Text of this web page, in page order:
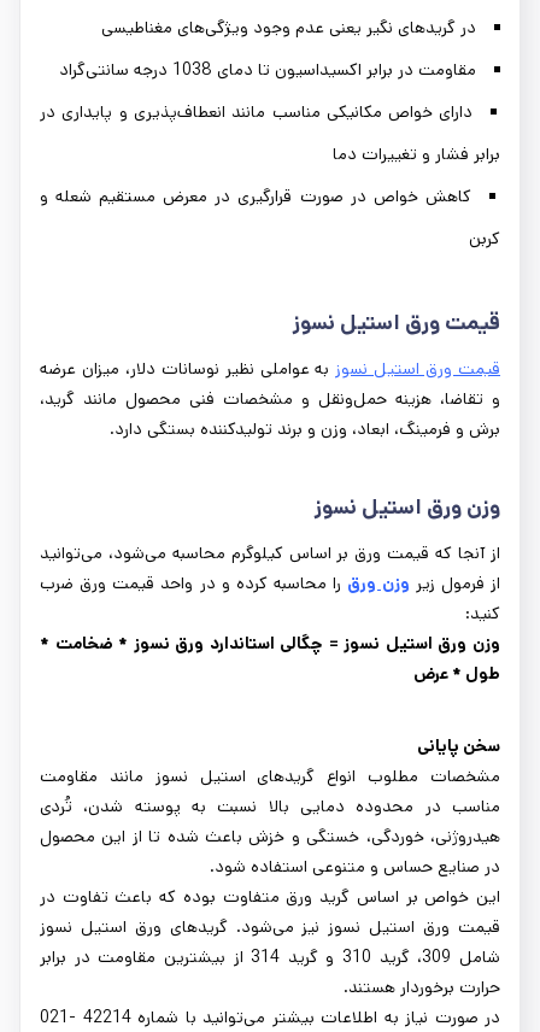
در گریدهای نگیر یعنی عدم وجود ویژگی‌های مغناطیسی
مقاومت در برابر اکسیداسیون تا دمای 1038 درجه سانتی‌گراد
دارای خواص مکانیکی مناسب مانند انعطاف‌پذیری و پایداری در
برابر فشار و تغییرات دما
کاهش خواص در صورت قرارگیری در معرض مستقیم شعله و
کربن
قیمت ورق استیل نسوز
قیمت ورق استیل نسوز به عواملی نظیر نوسانات دلار، میزان عرضه
و تقاضا، هزینه حمل‌ونقل و مشخصات فنی محصول مانند گرید،
برش و فرمینگ، ابعاد، وزن و برند تولیدکننده بستگی دارد.
وزن ورق استیل نسوز
از آنجا که قیمت ورق بر اساس کیلوگرم محاسبه می‌شود، می‌توانید
از فرمول زیر وزن ورق را محاسبه کرده و در واحد قیمت ورق ضرب
کنید:
وزن ورق استیل نسوز = چگالی استاندارد ورق نسوز * ضخامت *
طول * عرض
سخن پایانی
مشخصات مطلوب انواع گریدهای استیل نسوز مانند مقاومت
مناسب در محدوده دمایی بالا نسبت به پوسته شدن، تُردی
هیدروژنی، خوردگی، خستگی و خزش باعث شده تا از این محصول
در صنایع حساس و متنوعی استفاده شود.
این خواص بر اساس گرید ورق متفاوت بوده که باعث تفاوت در
قیمت ورق استیل نسوز نیز می‌شود. گریدهای ورق استیل نسوز
شامل 309، گرید 310 و گرید 314 از بیشترین مقاومت در برابر
حرارت برخوردار هستند.
در صورت نیاز به اطلاعات بیشتر می‌توانید با شماره 42214 -021